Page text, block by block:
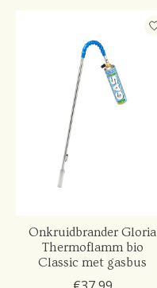
Onkruidbrander Gloria
Thermoflamm bio
Classic met gasbus